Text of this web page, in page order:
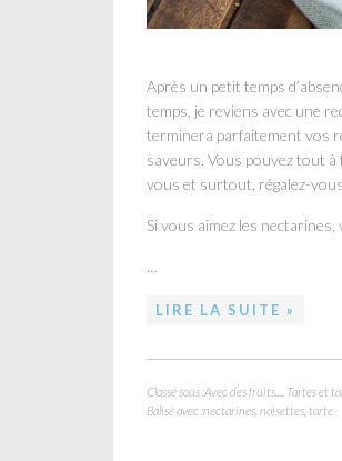
Après un petit temps
temps, je reviens avec une
terminera parfaitement vos
saveurs. Vous pouvez tout
vous et surtout, régalez-
Si vous aimez les
…
LIRE LA SUITE »
Classé sous :Avec des fruits...
Tartes et
Balisé avec :nectarines noisettes tarte